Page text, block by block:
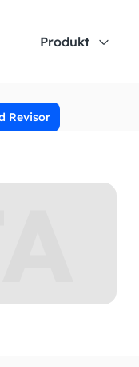
Produkt
Revisor